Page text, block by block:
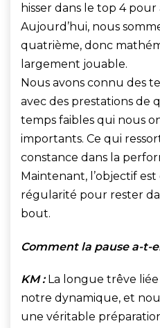
hisser dans le top 4
Aujourd’hui, nous
quatrième, donc
largement jouable.
Nous avons connu des
avec des prestations de
temps faibles qui nous
importants. Ce qui
constance dans la
Maintenant, l’objectif
régularité pour rester
bout.
Comment la pause a-t-
KM :La longue trêve liée
notre dynamique, et
une véritable